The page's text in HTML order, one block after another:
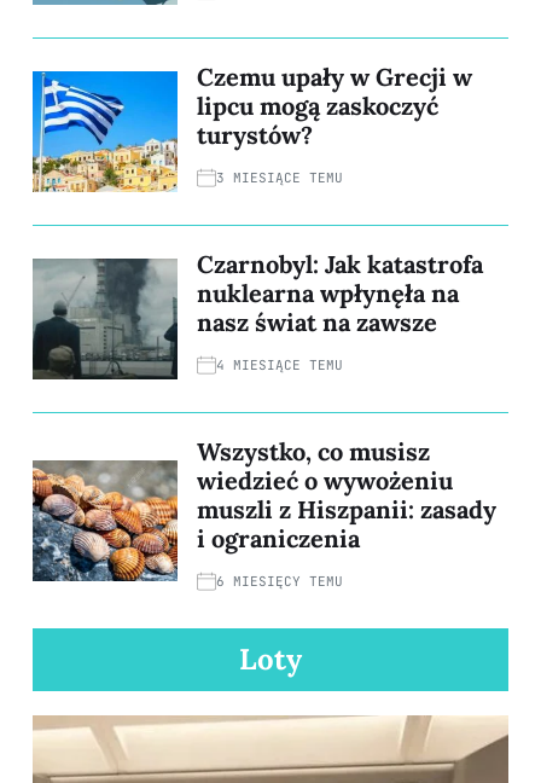
Czemu upały w Grecji w
lipcu mogą zaskoczyć
turystów?
3 MIESIĄCE TEMU
Czarnobyl: Jak katastrofa
nuklearna wpłynęła na
nasz świat na zawsze
4 MIESIĄCE TEMU
Wszystko, co musisz
wiedzieć o wywożeniu
muszli z Hiszpanii: zasady
i ograniczenia
6 MIESIĘCY TEMU
Loty